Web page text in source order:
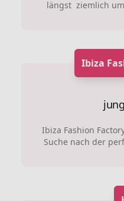
längst ziemlich
Ibiza
Ibiza Fashion
Suche nach der